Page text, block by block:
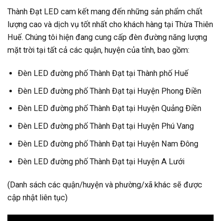
Thành Đạt LED cam kết mang đến những sản phẩm chất
lượng cao và dịch vụ tốt nhất cho khách hàng tại Thừa Thiên
Huế. Chúng tôi hiện đang cung cấp đèn đường năng lượng
mặt trời tại tất cả các quận, huyện của tỉnh, bao gồm:
Đèn LED đường phố Thành Đạt tại Thành phố Huế
Đèn LED đường phố Thành Đạt tại Huyện Phong Điền
Đèn LED đường phố Thành Đạt tại Huyện Quảng Điền
Đèn LED đường phố Thành Đạt tại Huyện Phú Vang
Đèn LED đường phố Thành Đạt tại Huyện Nam Đông
Đèn LED đường phố Thành Đạt tại Huyện A Lưới
(Danh sách các quận/huyện và phường/xã khác sẽ được
cập nhật liên tục)